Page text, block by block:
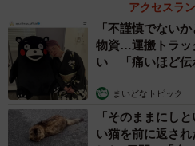
ーーストライプ1号さんのこと
「クッキーはもしかすると、自
いたのかもしれません。少なく
たのか、他の犬とは全く馴染め
えん坊で、私が家にいる間は
アクセスラ
「不謹慎でない
物資…運搬トラッ
い 「痛いほど伝
まいどなトピック
「そのままにし
い猫を前に返さ